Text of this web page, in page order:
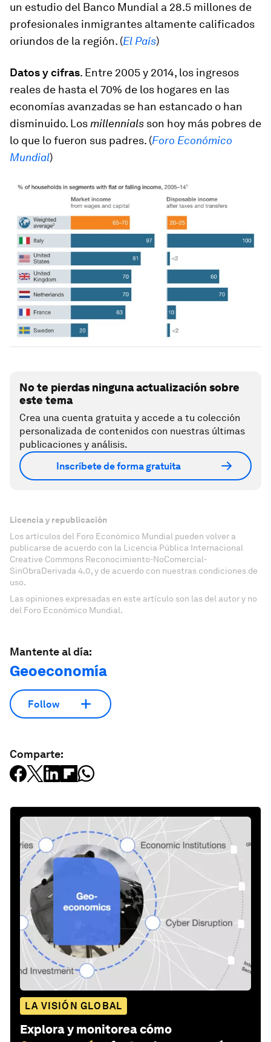
un estudio del Banco Mundial a 28.5 millones de
profesionales inmigrantes altamente calificados
oriundos de la región. (El País)
Datos y cifras. Entre 2005 y 2014, los ingresos
reales de hasta el 70% de los hogares en las
economías avanzadas se han estancado o han
disminuido. Los millennials son hoy más pobres de
lo que lo fueron sus padres. (Foro Económico
Mundial)
No te pierdas ninguna actualización sobre
este tema
Crea una cuenta gratuita y accede a tu colección
personalizada de contenidos con nuestras últimas
publicaciones y análisis.
Inscríbete de forma gratuita
Licencia y republicación
Los artículos del Foro Económico Mundial pueden volver a
publicarse de acuerdo con la Licencia Pública Internacional
Creative Commons Reconocimiento-NoComercial-
SinObraDerivada 4.0, y de acuerdo con nuestras condiciones de
uso.
Las opiniones expresadas en este artículo son las del autor y no
del Foro Económico Mundial.
Mantente al día:
Geoeconomía
Follow
Comparte:
LA VISIÓN GLOBAL
Explora y monitorea cómo